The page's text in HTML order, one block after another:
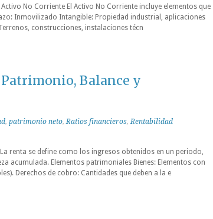
No Corriente El Activo No Corriente incluye elementos que
Inmovilizado Intangible: Propiedad industrial, aplicaciones
construcciones, instalaciones técn
Patrimonio, Balance y
, patrimonio neto,Ratios financieros,Rentabilidad
renta se define como los ingresos obtenidos en un periodo,
acumulada. Elementos patrimoniales Bienes: Elementos con
Derechos de cobro: Cantidades que deben a la e